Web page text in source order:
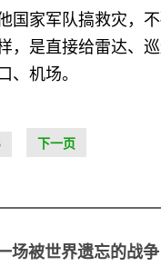
家军队搞救灾，不
，是直接给雷达、
、机场。
下一页
场被世界遗忘的战